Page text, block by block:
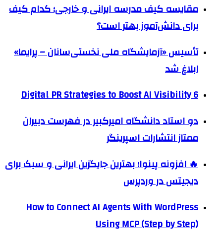
مقایسه کیف مدرسه ایرانی و خارجی؛ کدام کیف
برای دانش‌آموز بهتر است؟
تأسیس «آزمایشگاه ملی نخستی‌سانان – پرایما»
ابلاغ شد
6 Digital PR Strategies to Boost AI Visibility
دو استاد دانشگاه امیرکبیر در فهرست دبیران
ممتاز انتشارات اسپرینگر
🔥 افزونه پینوا؛ بهترین جایگزین ایرانی و سبک برای
دیجیتس در وردپرس
How to Connect AI Agents With WordPress
Using MCP (Step by Step)